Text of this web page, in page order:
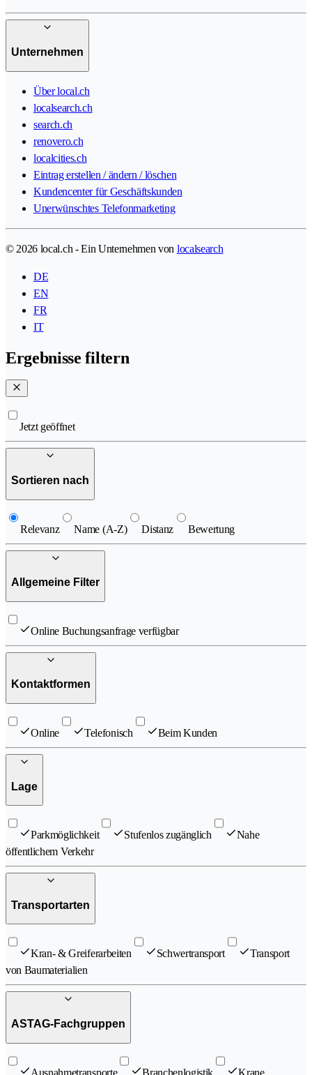
Unternehmen
Über local.ch
localsearch.ch
search.ch
renovero.ch
localcities.ch
Eintrag erstellen / ändern / löschen
Kundencenter für Geschäftskunden
Unerwünschtes Telefonmarketing
© 2026 local.ch - Ein Unternehmen von localsearch
DE
EN
FR
IT
Ergebnisse filtern
Jetzt geöffnet
Sortieren nach
Relevanz Name (A-Z) Distanz Bewertung
Allgemeine Filter
Online Buchungsanfrage verfügbar
Kontaktformen
Online Telefonisch Beim Kunden
Lage
Parkmöglichkeit Stufenlos zugänglich
Nahe
öffentlichem Verkehr
Transportarten
Kran- & Greiferarbeiten Schwertransport
Transport
von Baumaterialien
ASTAG-Fachgruppen
Ausnahmetransporte Branchenlogistik Krane